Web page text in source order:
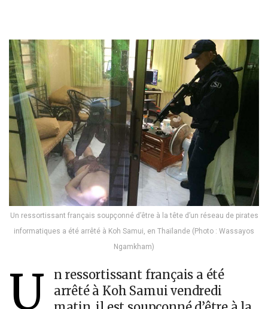
Un ressortissant français soupçonné d’être à la tête d’un réseau de pirates
informatiques a été arrêté à Koh Samui, en Thaïlande (Photo : Wassayos
Ngamkham)
U
n ressortissant français a été
arrêté à Koh Samui vendredi